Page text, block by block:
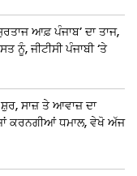
ਆਫ਼ ਪੰਜਾਬ’ ਦਾ ਤਾਜ,
ਨੂੰ, ਜੀਟੀਸੀ ਪੰਜਾਬੀ ‘ਤੇ
ਸਾਜ਼ ਤੇ ਆਵਾਜ਼ ਦਾ
ਕਰਨਗੀਆਂ ਧਮਾਲ, ਵੇਖੋ ਅੱਜ